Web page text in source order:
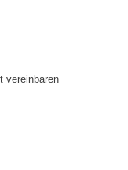
vereinbaren